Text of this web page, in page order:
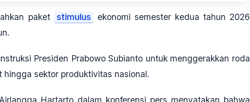
paket stimulus
ekonomi semester kedua tahun 2026
Presiden Prabowo Subianto untuk menggerakkan roda
sektor produktivitas nasional.
Hartarto dalam konferensi pers menyatakan bahwa